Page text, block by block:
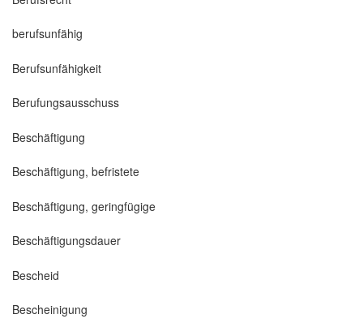
berufsunfähig
Berufsunfähigkeit
Berufungsausschuss
Beschäftigung
Beschäftigung, befristete
Beschäftigung, geringfügige
Beschäftigungsdauer
Bescheid
Bescheinigung